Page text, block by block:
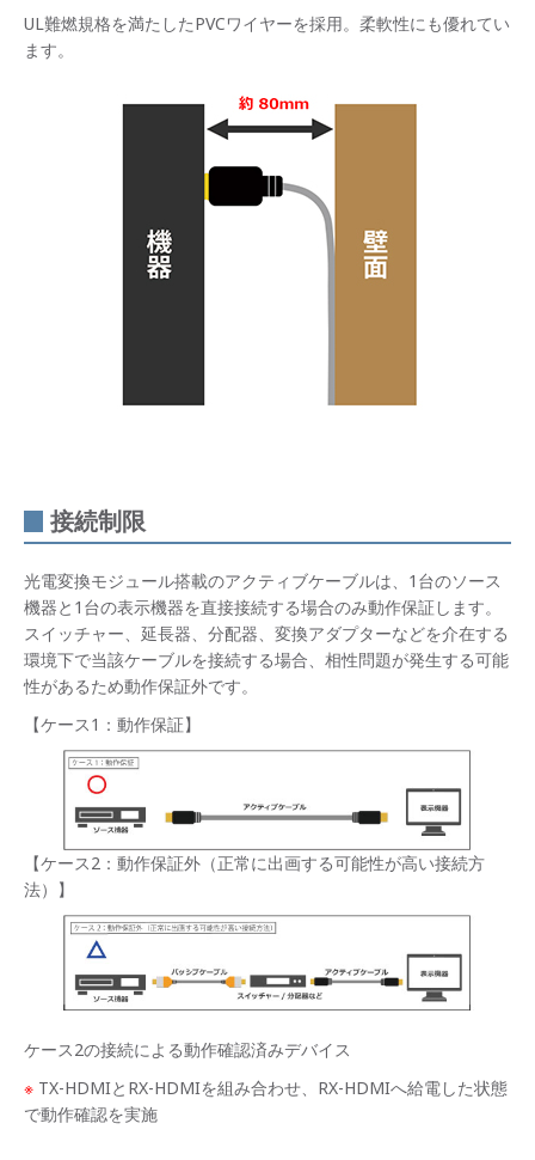
UL難燃規格を満たしたPVCワイヤーを採用。柔軟性にも優れてい
ます。
接続制限
光電変換モジュール搭載のアクティブケーブルは、1台のソース
機器と1台の表示機器を直接接続する場合のみ動作保証します。
スイッチャー、延長器、分配器、変換アダプターなどを介在する
環境下で当該ケーブルを接続する場合、相性問題が発生する可能
性があるため動作保証外です。
【ケース1：動作保証】
【ケース2：動作保証外（正常に出画する可能性が高い接続方
法）】
ケース2の接続による動作確認済みデバイス
※ TX-HDMIとRX-HDMIを組み合わせ、RX-HDMIへ給電した状態
で動作確認を実施